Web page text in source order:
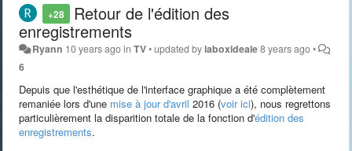
+28 Retour de l'édition des
enregistrements
Ryann 10 years agoinTV•updated bylaboxideale8 years ago•
6
Depuis que l'esthétique de l'interface graphique a été complètement
remaniée lors d'une mise à jour d'avril 2016 (voir ici), nous regrettons
particulièrement la disparition totale de la fonction d'édition des
enregistrements.